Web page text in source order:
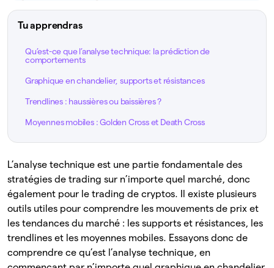
Tu apprendras
Qu’est-ce que l’analyse technique: la prédiction de
comportements
Graphique en chandelier, supports et résistances
Trendlines : haussières ou baissières ?
Moyennes mobiles : Golden Cross et Death Cross
L’analyse technique est une partie fondamentale des
stratégies de trading sur n’importe quel marché, donc
également pour le trading de cryptos. Il existe plusieurs
outils utiles pour comprendre les mouvements de prix et
les tendances du marché : les supports et résistances, les
trendlines et les moyennes mobiles. Essayons donc de
comprendre ce qu’est l’analyse technique, en